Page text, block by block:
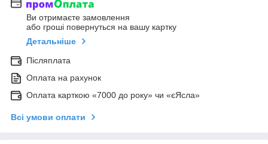
Ви отримаєте замовлення
або гроші повернуться на вашу картку
Детальніше
Післяплата
Оплата на рахунок
Оплата карткою «7000 до року» чи «єЯсла»
Всі умови оплати